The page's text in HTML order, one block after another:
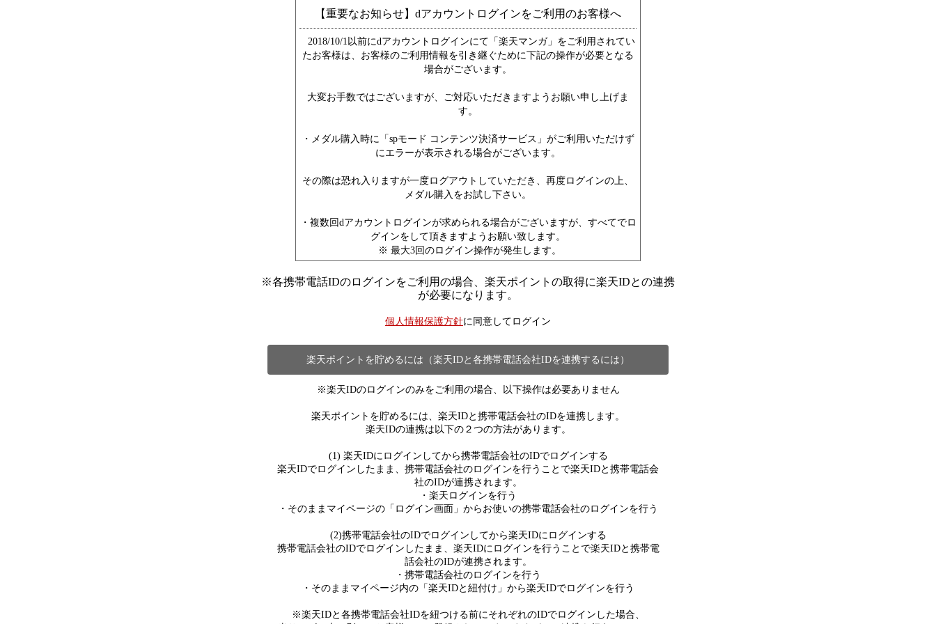
【重要なお知らせ】dアカウントログインをご利用のお客様へ
2018/10/1以前にdアカウントログインにて「楽天マンガ」をご利用されてい
たお客様は、お客様のご利用情報を引き継ぐために下記の操作が必要となる
場合がございます。
大変お手数ではございますが、ご対応いただきますようお願い申し上げま
す。
・メダル購入時に「spモード コンテンツ決済サービス」がご利用いただけず
にエラーが表示される場合がございます。
その際は恐れ入りますが一度ログアウトしていただき、再度ログインの上、
メダル購入をお試し下さい。
・複数回dアカウントログインが求められる場合がございますが、すべてでロ
グインをして頂きますようお願い致します。
※ 最大3回のログイン操作が発生します。
※各携帯電話IDのログインをご利用の場合、楽天ポイントの取得に楽天IDとの連携
が必要になります。
個人情報保護方針に同意してログイン
楽天ポイントを貯めるには（楽天IDと各携帯電話会社IDを連携するには）
※楽天IDのログインのみをご利用の場合、以下操作は必要ありません
楽天ポイントを貯めるには、楽天IDと携帯電話会社のIDを連携します。
楽天IDの連携は以下の２つの方法があります。
(1) 楽天IDにログインしてから携帯電話会社のIDでログインする
楽天IDでログインしたまま、携帯電話会社のログインを行うことで楽天IDと携帯電話会
社のIDが連携されます。
・楽天ログインを行う
・そのままマイページの「ログイン画面」からお使いの携帯電話会社のログインを行う
(2)携帯電話会社のIDでログインしてから楽天IDにログインする
携帯電話会社のIDでログインしたまま、楽天IDにログインを行うことで楽天IDと携帯電
話会社のIDが連携されます。
・携帯電話会社のログインを行う
・そのままマイページ内の「楽天IDと紐付け」から楽天IDでログインを行う
※楽天IDと各携帯電話会社IDを紐つける前にそれぞれのIDでログインした場合、